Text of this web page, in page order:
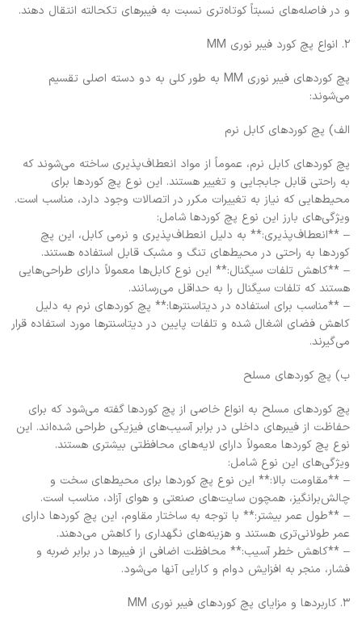
و در فاصله‌های نسبتاً کوتاه‌تری نسبت به فیبرهای تکحالته انتقال دهند.
۲. انواع پچ کورد فیبر نوری MM
پچ کوردهای فیبر نوری MM به طور کلی به دو دسته اصلی تقسیم
می‌شوند:
الف) پچ کوردهای کابل نرم
پچ کوردهای کابل نرم، عموماً از مواد انعطاف‌پذیری ساخته می‌شوند که
به راحتی قابل جابجایی و تغییر هستند. این نوع پچ کوردها برای
محیط‌هایی که نیاز به تغییرات مکرر در اتصالات وجود دارد، مناسب است.
ویژگی‌های بارز این نوع پچ کوردها شامل:
– **انعطاف‌پذیری:** به دلیل انعطاف‌پذیری و نرمی کابل، این پچ
کوردها به راحتی در محیط‌های تنگ و مشبک قابل استفاده هستند.
– **کاهش تلفات سیگنال:** این نوع کابل‌ها معمولاً دارای طراحی‌هایی
هستند که تلفات سیگنال را به حداقل می‌رسانند.
– **مناسب برای استفاده در دیتاسنترها:** پچ کوردهای نرم به دلیل
کاهش فضای اشغال شده و تلفات پایین در دیتاسنترها مورد استفاده قرار
می‌گیرند.
ب) پچ کوردهای مسلح
پچ کوردهای مسلح به انواع خاصی از پچ کوردها گفته می‌شود که برای
حفاظت از فیبرهای داخلی در برابر آسیب‌های فیزیکی طراحی شده‌اند. این
نوع پچ کوردها معمولاً دارای لایه‌های محافظتی بیشتری هستند.
ویژگی‌های این نوع شامل:
– **مقاومت بالا:** این نوع پچ کوردها برای محیط‌های سخت و
چالش‌برانگیز، همچون سایت‌های صنعتی و هوای آزاد، مناسب است.
– **طول عمر بیشتر:** با توجه به ساختار مقاوم، این پچ کوردها دارای
عمر طولانی‌تری هستند و هزینه‌های نگهداری را کاهش می‌دهند.
– **کاهش خطر آسیب:** محافظت اضافی از فیبرها در برابر ضربه و
فشار، منجر به افزایش دوام و کارایی آنها می‌شود.
۳. کاربردها و مزایای پچ کوردهای فیبر نوری MM